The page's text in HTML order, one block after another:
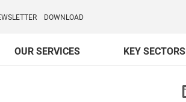
DOWNLOAD
OUR SERVICES
KEY SECTORS